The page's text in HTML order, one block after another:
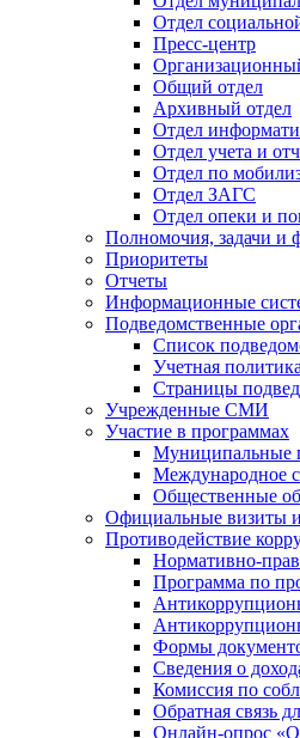
Отдел
Пресс-центр
Общий отдел
Архивный отдел
Отдел
Отдел учета и
Отдел по
Отдел ЗАГС
Отдел опеки и
Полномочия, задачи и
Приоритеты
Отчеты
Информационные
Подведомственные
Список
Учетная
Страницы
Учрежденные СМИ
Участие в программах
Муниципальные
Международное
Общественные
Официальные визиты
Противодействие
Нормативно-
Программа по
Формы
Сведения о
Комиссия по
Обратная связь
Онлайн-опрос